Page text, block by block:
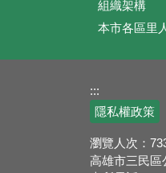
組織架構
本市各區里
:::
隱私權政策
瀏覽人次：
高雄市三民區